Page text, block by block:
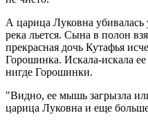
А царица Луковна убивалась
река льется. Сына в полон
прекрасная дочь Кутафья
Горошинка. Искала-искала
нигде Горошинки.
"Видно, ее мышь загрызла
царица Луковна и еще